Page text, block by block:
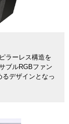
ラーレス構造を
ブルRGBファン
デザインとなっ